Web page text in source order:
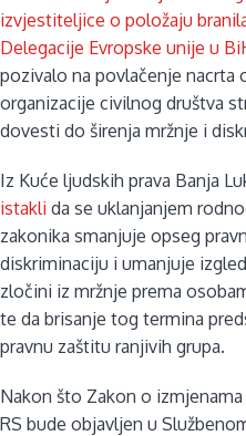
izvjestiteljice o položaju
Delegacije Evropske unije u
pozivalo na povlačenje nacrta
organizacije civilnog društva
dovesti do širenja mržnje i
Iz Kuće ljudskih prava Banja
istakli da se uklanjanjem
zakonika smanjuje opseg
diskriminaciju i umanjuje
zločini iz mržnje prema
te da brisanje tog termina
pravnu zaštitu ranjivih grupa.
Nakon što Zakon o
RS bude objavljen u